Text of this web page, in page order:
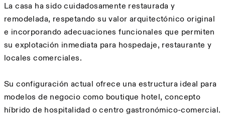
La casa ha sido cuidadosamente restaurada y
remodelada, respetando su valor arquitectónico original
e incorporando adecuaciones funcionales que permiten
su explotación inmediata para hospedaje, restaurante y
locales comerciales.
Su configuración actual ofrece una estructura ideal para
modelos de negocio como boutique hotel, concepto
híbrido de hospitalidad o centro gastronómico-comercial.